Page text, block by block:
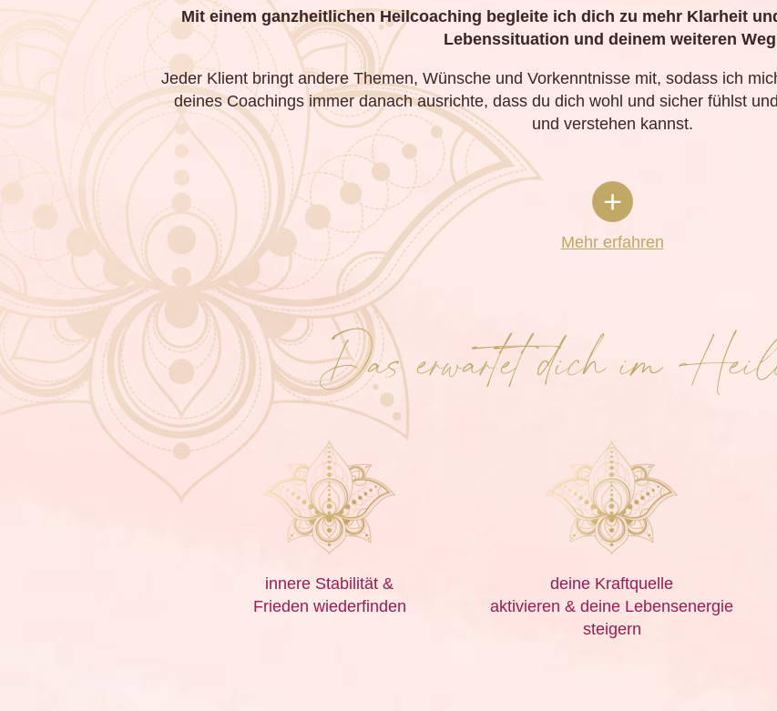
Mit einem ganzheitlichen Heilcoaching begleite ich dich zu mehr Klarheit
Lebenssituation und deinem weiteren
Jeder Klient bringt andere Themen, Wünsche und Vorkenntnisse mit, sodass ich
deines Coachings immer danach ausrichte, dass du dich wohl und sicher fühlst
und verstehen kannst.
Mehr erfahren
Das erwartet dich im
innere Stabilität &
Frieden wiederfinden
deine Kraftquelle
aktivieren & deine Lebensenergie
steigern